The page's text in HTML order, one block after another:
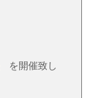
を開催致し